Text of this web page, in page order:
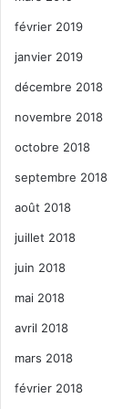
février 2019
janvier 2019
décembre 2018
novembre 2018
octobre 2018
septembre 2018
août 2018
juillet 2018
juin 2018
mai 2018
avril 2018
mars 2018
février 2018